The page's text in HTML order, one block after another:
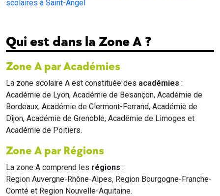
scolaires à Saint-Angel
Qui est dans la Zone A ?
Zone A par Académies
La zone scolaire A est constituée des académies :
Académie de Lyon, Académie de Besançon, Académie de
Bordeaux, Académie de Clermont-Ferrand, Académie de
Dijon, Académie de Grenoble, Académie de Limoges et
Académie de Poitiers.
Zone A par Régions
La zone A comprend les régions :
Region Auvergne-Rhône-Alpes, Region Bourgogne-Franche-
Comté et Region Nouvelle-Aquitaine.